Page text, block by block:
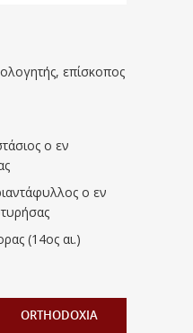
επίσκοπος
ο εν
ο εν
(14ος αι.)
ORTHODOXIA